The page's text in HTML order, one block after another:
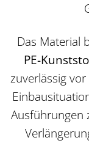
Das Material
PE-
zuverlässig
Ausführungen